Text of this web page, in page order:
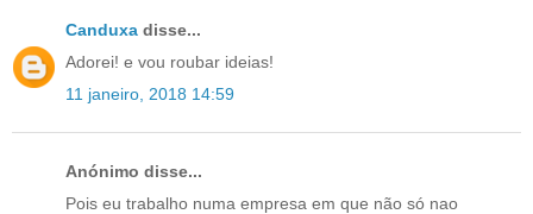
Canduxa disse...
Adorei! e vou roubar ideias!
11 janeiro, 2018 14:59
Anónimo disse...
Pois eu trabalho numa empresa em que não só nao